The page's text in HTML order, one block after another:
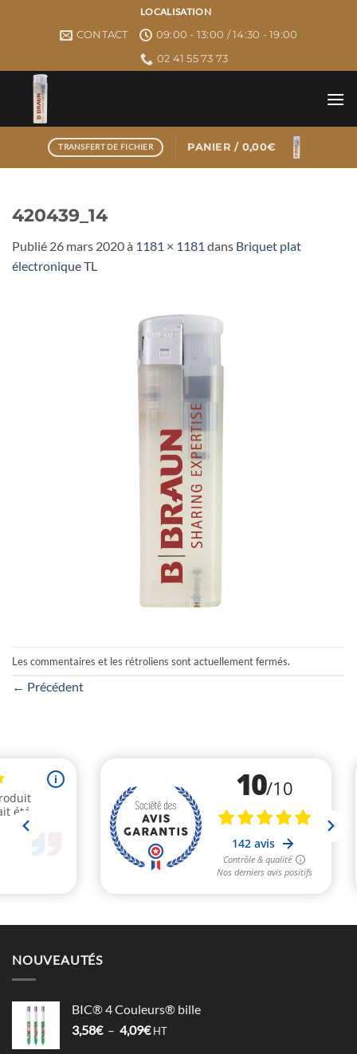
LOCALISATION
CONTACT
09:00 - 13:00 / 14:30 - 19:00
02 41 55 73 73
TRANSFERT DE FICHIER PANIER / 0,00€
420439_14
Publié 26 mars 2020à 1181 × 1181 dans Briquet plat
électronique TL
Les commentaires et les rétroliens sont actuellement fermés.
← Précédent
NOUVEAUTÉS
BIC® 4 Couleurs® bille
3,58€ – 4,09€Plage
HT